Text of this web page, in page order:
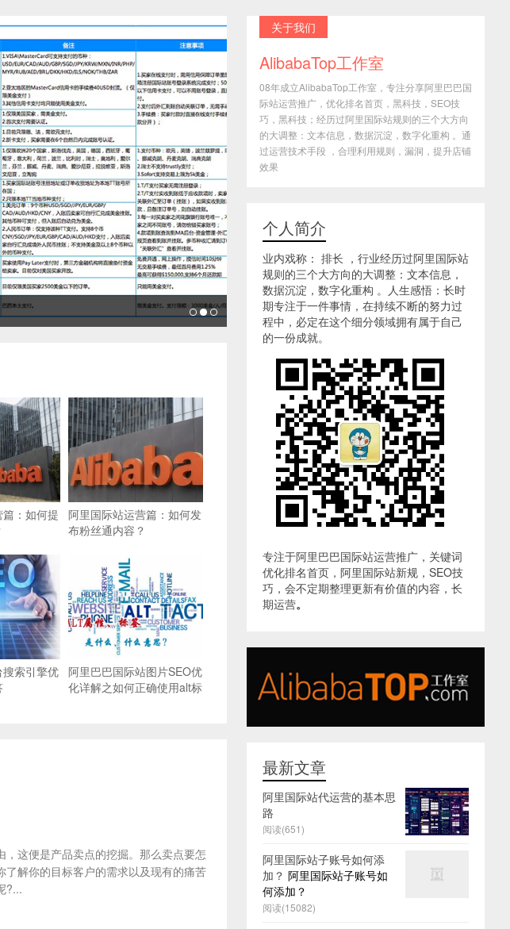
：如何提
阿里国际站运营篇：如何发
布粉丝通内容？
索引擎优 阿里巴巴国际站图片SEO优
化详解之如何正确使用alt标
这便是产品卖点的挖掘。那么卖点要怎
解你的目标客户的需求以及现有的痛苦
?...
关于我们
AlibabaTop工作室
08年成立AlibabaTop工作室，专注分享阿里巴巴国
际站运营推广，优化排名首页，黑科技，SEO技
巧，黑科技；经历过阿里国际站规则的三个大方向
的大调整：文本信息，数据沉淀，数字化重构 。通
过运营技术手段 ，合理利用规则，漏洞，提升店铺
效果
个人简介
业内戏称： 排长 ，行业经历过阿里国际站
规则的三个大方向的大调整：文本信息，
数据沉淀，数字化重构 。人生感悟：长时
期专注于一件事情，在持续不断的努力过
程中，必定在这个细分领域拥有属于自己
的一份成就。
专注于阿里巴巴国际站运营推广，关键词
优化排名首页，阿里国际站新规，SEO技
巧，会不定期整理更新有价值的内容，长
期运营。
最新文章
阿里国际站代运营的基本思
路
阅读(651)
阿里国际站子账号如何添
加？ 阿里国际站子账号如
何添加？
阅读(15082)